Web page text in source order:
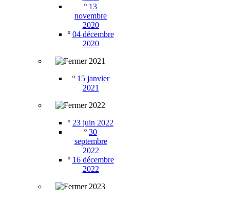
º 13
novembre
2020
º 04 décembre
2020
2021
º 15 janvier
2021
2022
º 23 juin 2022
º 30
septembre
2022
º 16 décembre
2022
2023